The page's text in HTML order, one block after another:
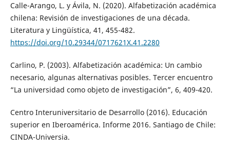
Calle-Arango, L. y Ávila, N. (2020). Alfabetización académica
chilena: Revisión de investigaciones de una década.
Literatura y Lingüística, 41, 455-482.
https://doi.org/10.29344/0717621X.41.2280
Carlino, P. (2003). Alfabetización académica: Un cambio
necesario, algunas alternativas posibles. Tercer encuentro
“La universidad como objeto de investigación”, 6, 409-420.
Centro Interuniversitario de Desarrollo (2016). Educación
superior en Iberoamérica. Informe 2016. Santiago de Chile:
CINDA-Universia.